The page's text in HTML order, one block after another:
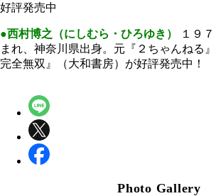
好評発売中
●西村博之（にしむら・ひろゆき）
１９
まれ、神奈川県出身。元『２ちゃんねる
完全無双』（大和書房）が好評発売中！
Photo Gallery